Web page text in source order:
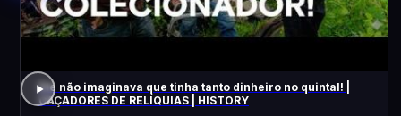
Ele não imaginava que tinha tanto dinheiro no quintal! |
CAÇADORES DE RELÍQUIAS | HISTORY